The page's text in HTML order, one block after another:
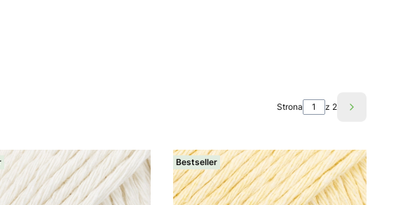
Strona z 2 Następne
Bestseller